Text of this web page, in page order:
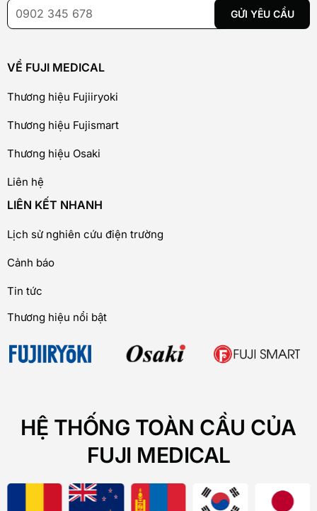
VỀ FUJI MEDICAL
Thương hiệu Fujiiryoki
Thương hiệu Fujismart
Thương hiệu Osaki
Liên hệ
LIÊN KẾT NHANH
Lịch sử nghiên cứu điện trường
Cảnh báo
Tin tức
Thương hiệu nổi bật
HỆ THỐNG TOÀN CẦU CỦA
FUJI MEDICAL